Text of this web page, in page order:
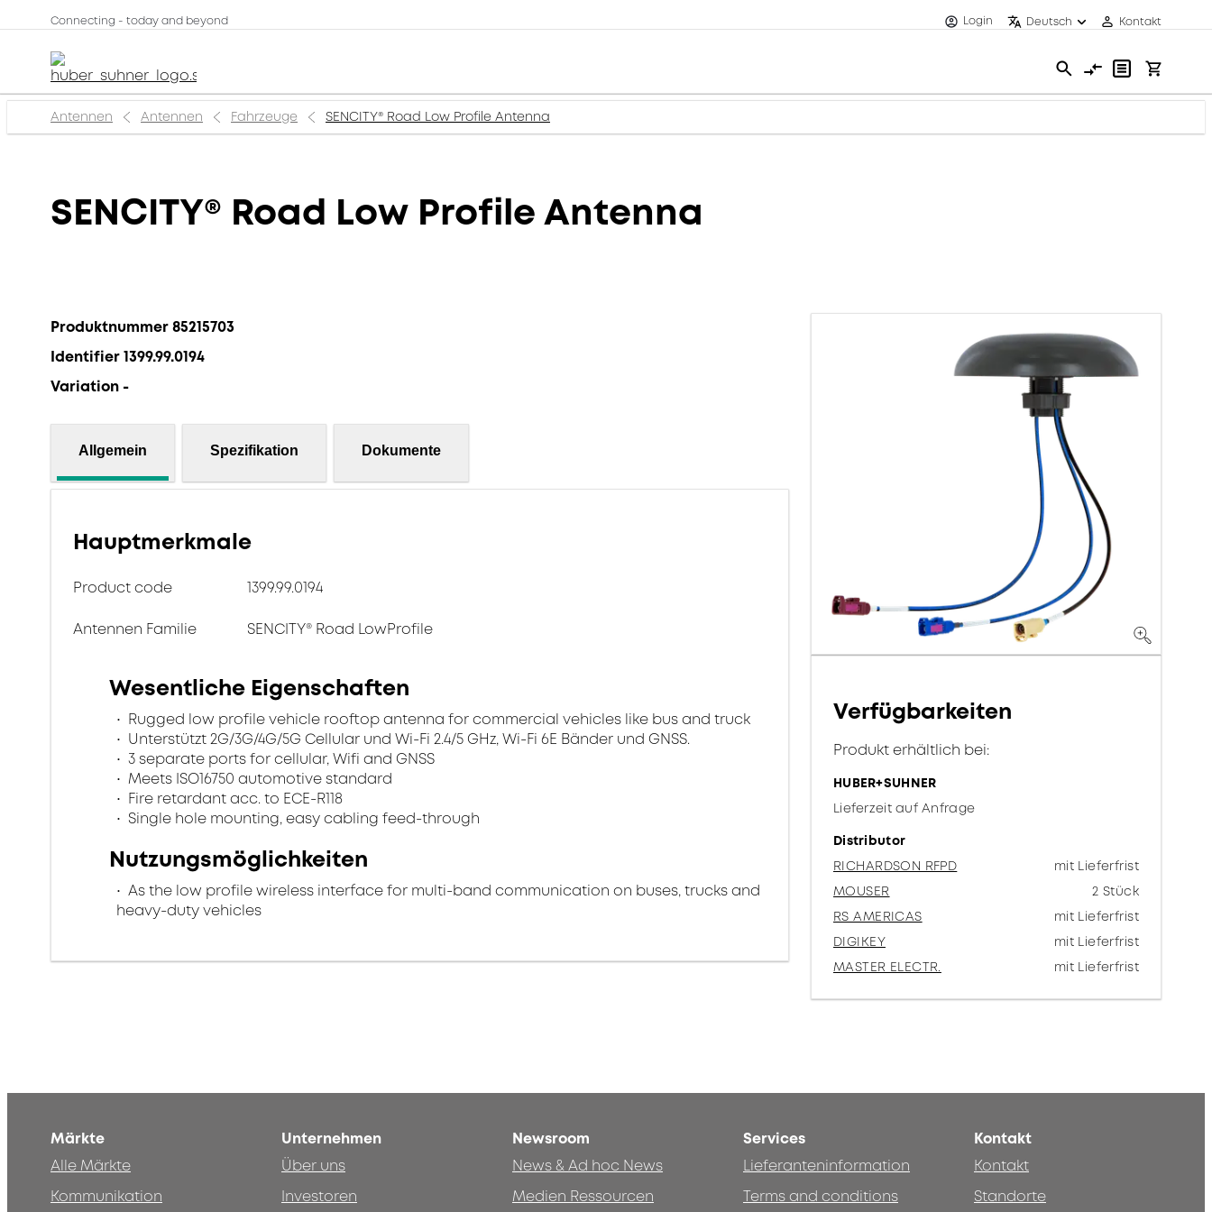
Connecting - today and beyond Login Deutsch Kontakt
Antennen Antennen Fahrzeuge SENCITY® Road Low Profile Antenna
SENCITY® Road Low Profile Antenna
Produktnummer 85215703
Identifier 1399.99.0194
Variation -
Allgemein Spezifikation Dokumente
Hauptmerkmale
Product code 1399.99.0194
Antennen Familie SENCITY® Road LowProfile
Wesentliche Eigenschaften
Rugged low profile vehicle rooftop antenna for commercial vehicles like bus and truck
Unterstützt 2G/3G/4G/5G Cellular und Wi-Fi 2.4/5 GHz, Wi-Fi 6E Bänder und GNSS.
3 separate ports for cellular, Wifi and GNSS
Meets ISO16750 automotive standard
Fire retardant acc. to ECE-R118
Single hole mounting, easy cabling feed-through
Nutzungsmöglichkeiten
As the low profile wireless interface for multi-band communication on buses, trucks and
heavy-duty vehicles
Verfügbarkeiten
Produkt erhältlich bei:
HUBER+SUHNER
Lieferzeit auf Anfrage
Distributor
RICHARDSON RFPD
mit Lieferfrist
MOUSER
2 Stück
RS AMERICAS
mit Lieferfrist
DIGIKEY
mit Lieferfrist
MASTER ELECTR.
mit Lieferfrist
Märkte
Alle Märkte
Kommunikation
Unternehmen
Über uns
Investoren
Newsroom
News & Ad hoc News
Medien Ressourcen
Services
Lieferanteninformation
Terms and conditions
Kontakt
Kontakt
Standorte